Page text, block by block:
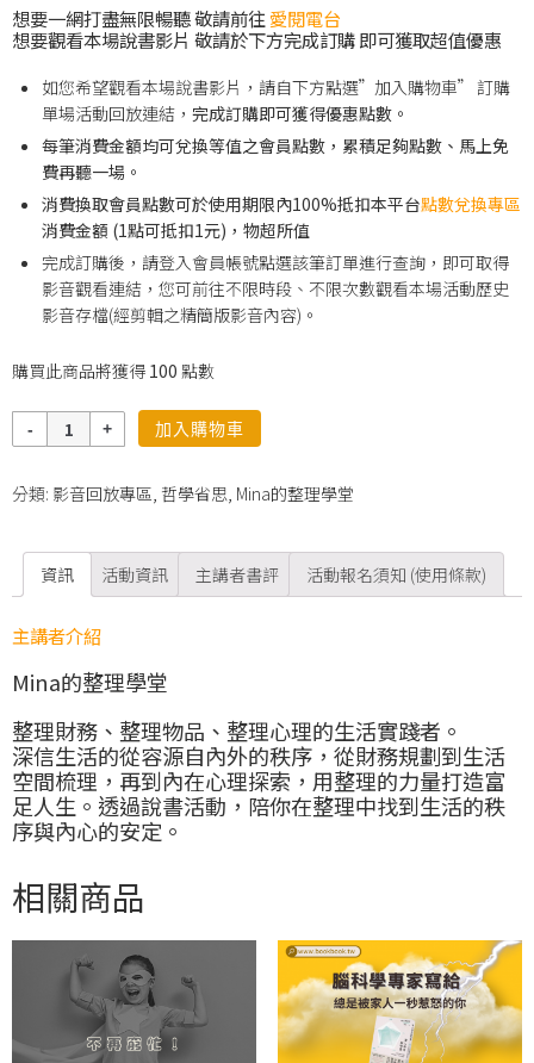
想要一網打盡無限暢聽 敬請前往 愛閱電台
想要觀看本場說書影片 敬請於下方完成訂購 即可獲取超值優惠
如您希望觀看本場說書影片，請自下方點選”加入購物車” 訂購
單場活動回放連結， 完成訂購即可獲得優惠點數。
每筆消費金額均可兌換等值之會員點數，累積足夠點數、馬上免
費再聽一場。
消費換取會員點數可於使用期限內100%抵扣本平台點數兌換專區
消費金額 (1點可抵扣1元)，物超所值
完成訂購後，請登入會員帳號點選該筆訂單進行查詢，即可取得
影音觀看連結，您可前往不限時段、不限次數觀看本場活動歷史
影音存檔(經剪輯之精簡版影音內容)。
購買此商品將獲得 100 點數
量
加入購物車
分類: 影音回放專區, 哲學省思, Mina的整理學堂
資訊 活動資訊 主講者書評 活動報名須知 (使用條款)
主講者介紹
Mina的整理學堂
整理財務、整理物品、整理心理的生活實踐者。
深信生活的從容源自內外的秩序，從財務規劃到生活
空間梳理，再到內在心理探索，用整理的力量打造富
足人生。透過說書活動，陪你在整理中找到生活的秩
序與內心的安定。
相關商品